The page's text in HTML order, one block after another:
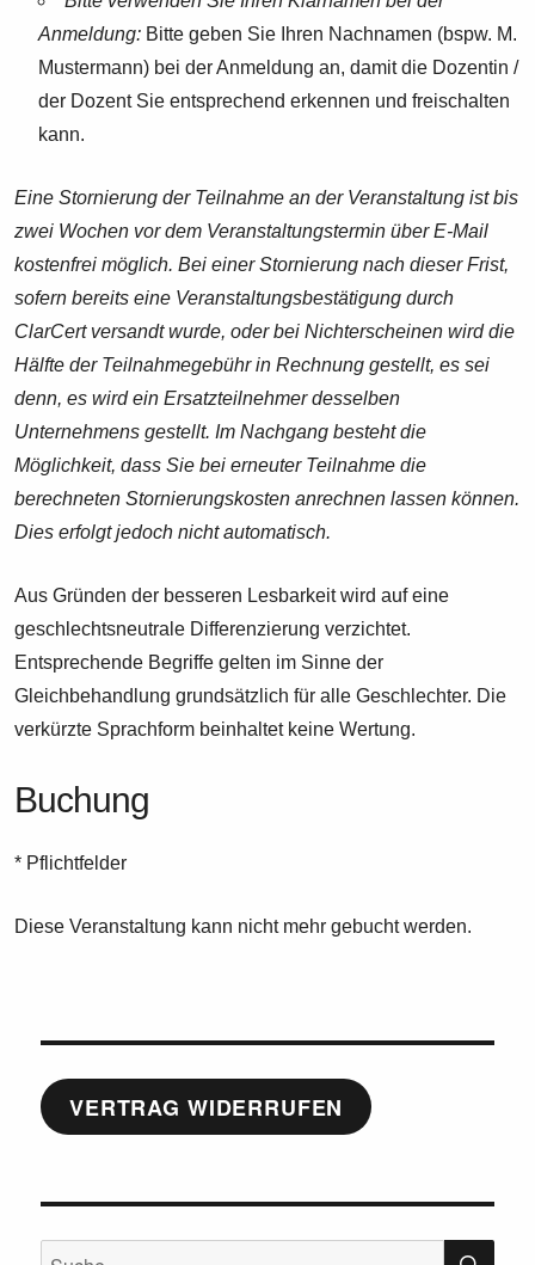
Anmeldung: Bitte geben Sie Ihren Nachnamen (bspw. M.
Mustermann) bei der Anmeldung an, damit die Dozentin /
der Dozent Sie entsprechend erkennen und freischalten
kann.
Eine Stornierung der Teilnahme an der Veranstaltung ist bis
zwei Wochen vor dem Veranstaltungstermin über E-Mail
kostenfrei möglich. Bei einer Stornierung nach dieser Frist,
sofern bereits eine Veranstaltungsbestätigung durch
ClarCert versandt wurde, oder bei Nichterscheinen wird die
Hälfte der Teilnahmegebühr in Rechnung gestellt, es sei
denn, es wird ein Ersatzteilnehmer desselben
Unternehmens gestellt. Im Nachgang besteht die
Möglichkeit, dass Sie bei erneuter Teilnahme die
berechneten Stornierungskosten anrechnen lassen können.
Dies erfolgt jedoch nicht automatisch.
Aus Gründen der besseren Lesbarkeit wird auf eine
geschlechtsneutrale Differenzierung verzichtet.
Entsprechende Begriffe gelten im Sinne der
Gleichbehandlung grundsätzlich für alle Geschlechter. Die
verkürzte Sprachform beinhaltet keine Wertung.
Buchung
* Pflichtfelder
Diese Veranstaltung kann nicht mehr gebucht werden.
VERTRAG WIDERRUFEN
Suche